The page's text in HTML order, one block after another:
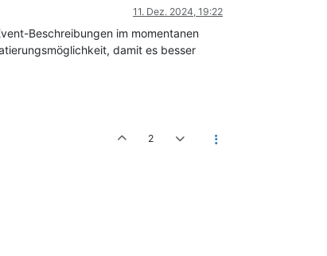
11. Dez. 2024, 19:22
Beschreibungen im momentanen
damit es besser
2